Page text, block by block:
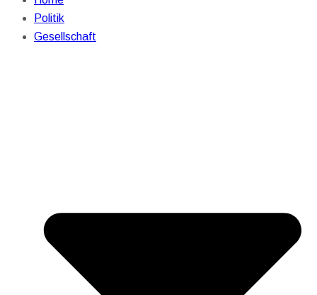
Politik
Gesellschaft